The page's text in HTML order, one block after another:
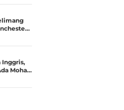
Inggris,
Moha…